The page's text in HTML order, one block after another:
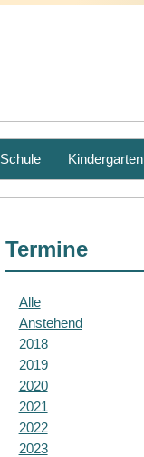
Schule Kindergarten
Termine
Alle
Anstehend
2018
2019
2020
2021
2022
2023